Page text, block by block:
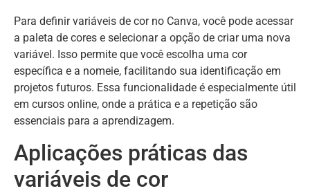
Para definir variáveis de cor no Canva, você pode acessar
a paleta de cores e selecionar a opção de criar uma nova
variável. Isso permite que você escolha uma cor
específica e a nomeie, facilitando sua identificação em
projetos futuros. Essa funcionalidade é especialmente útil
em cursos online, onde a prática e a repetição são
essenciais para a aprendizagem.
Aplicações práticas das
variáveis de cor